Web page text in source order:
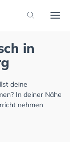
in
deine
In deiner Nähe
nehmen